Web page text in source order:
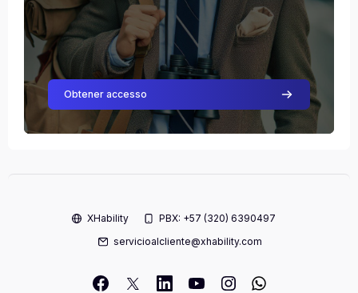
Obtener accesso
XHability
PBX: +57 (320) 6390497
servicioalcliente@xhability.com